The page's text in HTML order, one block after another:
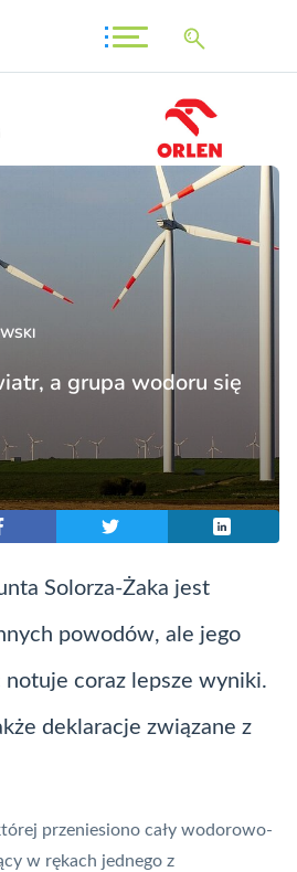
a grupa wodoru się
Solorza-Żaka jest
powodów, ale jego
notuje coraz lepsze wyniki.
deklaracje związane z
przeniesiono cały wodorowo-
w rękach jednego z